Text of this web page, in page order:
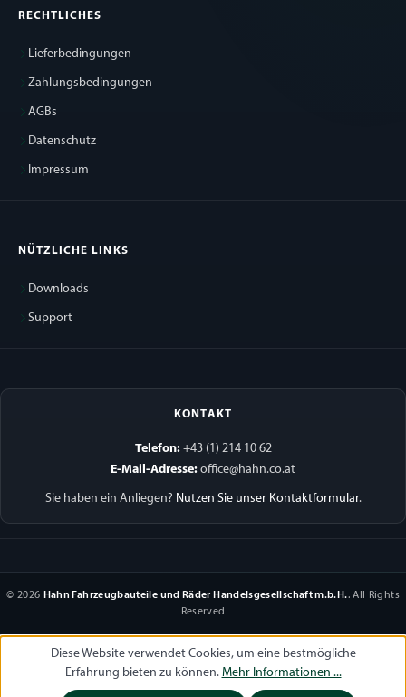
RECHTLICHES
Lieferbedingungen
Zahlungsbedingungen
AGBs
Datenschutz
Impressum
NÜTZLICHE LINKS
Downloads
Support
KONTAKT
Telefon:+43 (1) 214 10 62
E-Mail-Adresse: office@hahn.co.at
Sie haben ein Anliegen? Nutzen Sie unser Kontaktformular.
© 2026 Hahn Fahrzeugbauteile und Räder Handelsgesellschaft m.b.H.. All Rights
Reserved
Diese Website verwendet Cookies, um eine bestmögliche
Erfahrung bieten zu können. Mehr Informationen ...